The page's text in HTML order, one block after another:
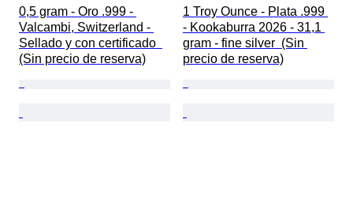
0,5 gram - Oro .999 -
Valcambi, Switzerland -
Sellado y con certificado
(Sin precio de reserva)
1 Troy Ounce - Plata .999
- Kookaburra 2026 - 31,1
gram - fine silver  (Sin
precio de reserva)